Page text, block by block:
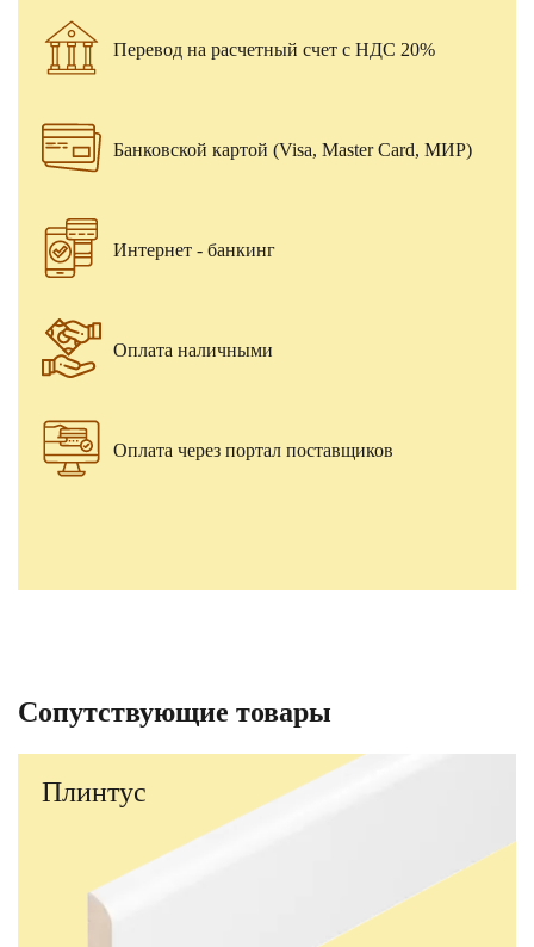
Перевод на расчетный счет с НДС 20%
Банковской картой (Visa, Master Card, МИР)
Интернет - банкинг
Оплата наличными
Оплата через портал поставщиков
Сопутствующие товары
Плинтус